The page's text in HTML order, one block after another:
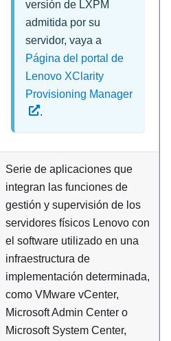
versión de LXPM
admitida por su
servidor, vaya a
Página del portal de
Lenovo XClarity
Provisioning Manager
.
Serie de aplicaciones que
integran las funciones de
gestión y supervisión de los
servidores físicos Lenovo con
el software utilizado en una
infraestructura de
implementación determinada,
como VMware vCenter,
Microsoft Admin Center o
Microsoft System Center,